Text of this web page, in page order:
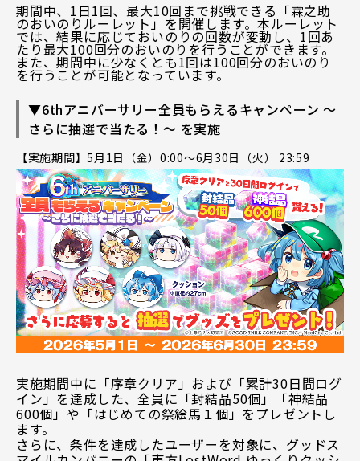
期間中、1日1回、最大10回まで挑戦できる「霖之助
のおいのりルーレット」を開催します。本ルーレット
では、結果に応じておいのりの回数が変動し、1回あ
たり最大100回分のおいのりを行うことができます。
また、期間中に少なくとも1回は100回分のおいのり
を行うことが可能となっています。
▼6thアニバーサリー全員もらえるキャンペーン ～
さらに抽選で当たる！～ を実施
【実施期間】5月1日（金）0:00～6月30日（火） 23:59
実施期間中に「序章クリア」および「累計30日間ログ
イン」を達成した、全員に「封結晶50個」「神結晶
600個」や「はじめての祭絵馬１個」をプレゼントし
ます。
さらに、条件を達成したユーザーを対象に、グッドス